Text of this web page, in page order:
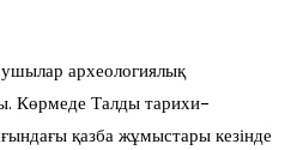
археологиялық
Көрмеде Талды тарихи-
қазба жұмыстары кезінде